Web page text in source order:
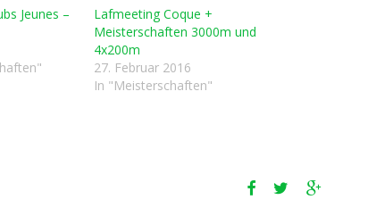
Jeunes –
Lafmeeting Coque +
Meisterschaften 3000m und
4x200m
27. Februar 2016
In "Meisterschaften"